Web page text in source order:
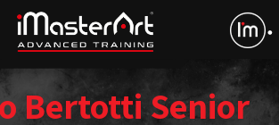
Bertotti Senior